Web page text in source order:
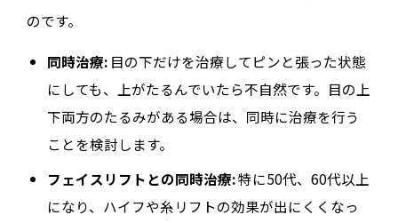
のです。
同時治療: 目の下だけを治療してピンと張った状態
にしても、上がたるんでいたら不自然です。目の上
下両方のたるみがある場合は、同時に治療を行う
ことを検討します。
フェイスリフトとの同時治療:特に50代、60代以上
になり、ハイフや糸リフトの効果が出にくくなっ